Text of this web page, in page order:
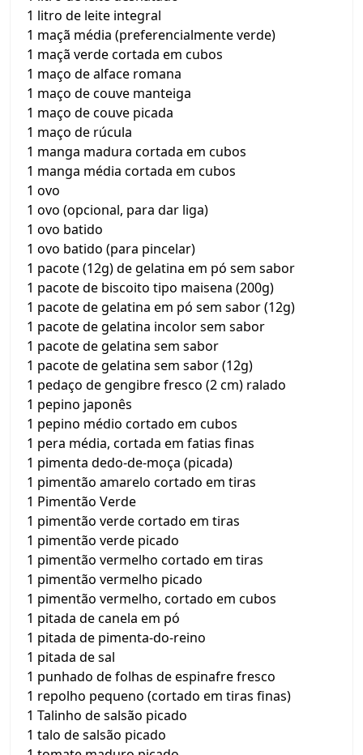
1 litro de leite integral
1 maçã média (preferencialmente verde)
1 maçã verde cortada em cubos
1 maço de alface romana
1 maço de couve manteiga
1 maço de couve picada
1 maço de rúcula
1 manga madura cortada em cubos
1 manga média cortada em cubos
1 ovo
1 ovo (opcional, para dar liga)
1 ovo batido
1 ovo batido (para pincelar)
1 pacote (12g) de gelatina em pó sem sabor
1 pacote de biscoito tipo maisena (200g)
1 pacote de gelatina em pó sem sabor (12g)
1 pacote de gelatina incolor sem sabor
1 pacote de gelatina sem sabor
1 pacote de gelatina sem sabor (12g)
1 pedaço de gengibre fresco (2 cm) ralado
1 pepino japonês
1 pepino médio cortado em cubos
1 pera média, cortada em fatias finas
1 pimenta dedo-de-moça (picada)
1 pimentão amarelo cortado em tiras
1 Pimentão Verde
1 pimentão verde cortado em tiras
1 pimentão verde picado
1 pimentão vermelho cortado em tiras
1 pimentão vermelho picado
1 pimentão vermelho, cortado em cubos
1 pitada de canela em pó
1 pitada de pimenta-do-reino
1 pitada de sal
1 punhado de folhas de espinafre fresco
1 repolho pequeno (cortado em tiras finas)
1 Talinho de salsão picado
1 talo de salsão picado